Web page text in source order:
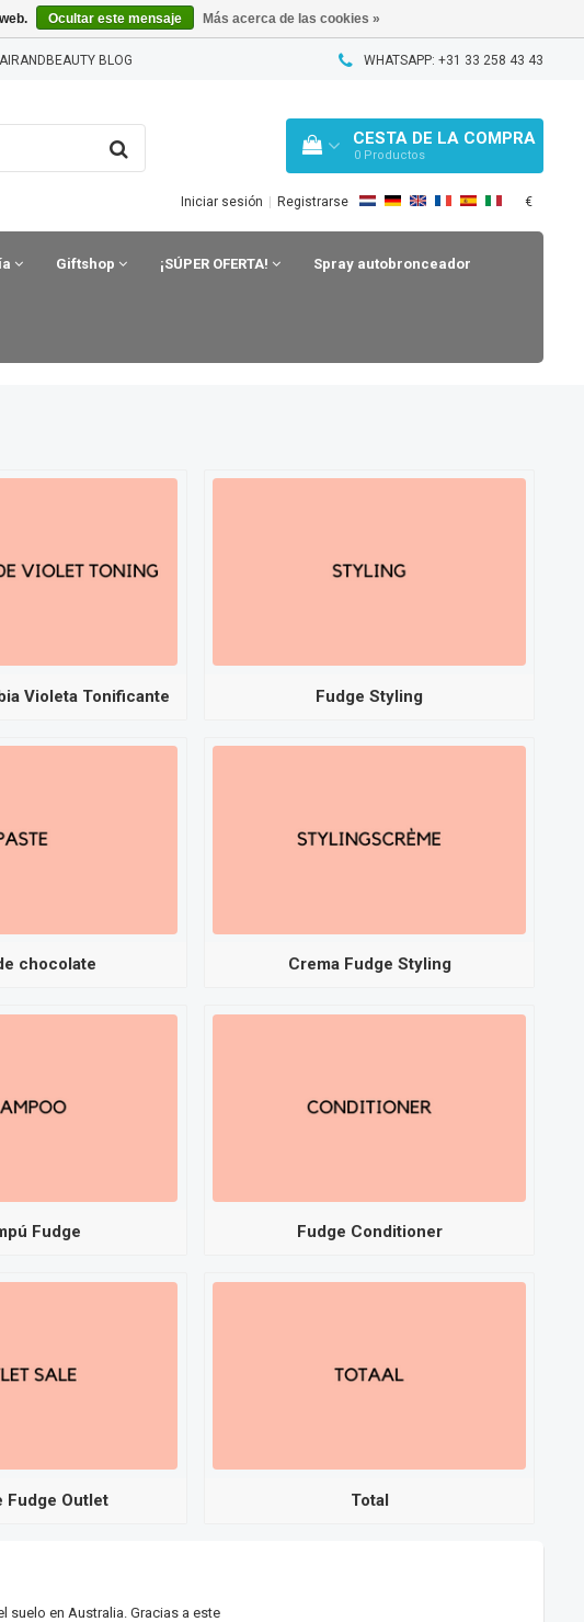
BLOG WHATSAPP: +31 33 258 43 43
CESTA DE LA COMPRA
0 Productos
Iniciar sesión Registrarse €
Giftshop ¡SÚPER OFERTA! Spray autobronceador
Violeta Tonificante Fudge Styling
chocolate Crema Fudge Styling
Fudge Fudge Conditioner
Fudge Outlet Total
suelo en Australia. Gracias a este
Ocultar este mensaje Más acerca de las cookies »